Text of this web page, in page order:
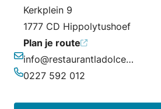
Kerkplein 9
1777 CD Hippolytushoef
Plan je route
E-mailadres
info@restaurantladolcevita.nl
0227 592 012